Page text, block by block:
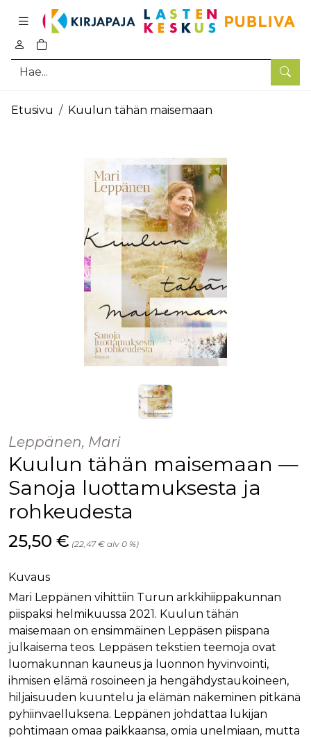
Hae
0
tuotetta ostoskorissa
Pääsisältö
Etusivu Kuulun tähän maisemaan
Leppänen, Mari
Kuulun tähän maisemaan —
Sanoja luottamuksesta ja
rohkeudesta
Hinta nyt
25,50 € (22,47 € alv 0 %)
Kuvaus
Mari Leppänen vihittiin Turun arkkihiippakunnan
piispaksi helmikuussa 2021. Kuulun tähän
maisemaan on ensimmäinen Leppäsen piispana
julkaisema teos. Leppäsen tekstien teemoja ovat
luomakunnan kauneus ja luonnon hyvinvointi,
ihmisen elämä rosoineen ja hengähdystaukoineen,
hiljaisuuden kuuntelu ja elämän näkeminen pitkänä
pyhiinvaelluksena. Leppänen johdattaa lukijan
pohtimaan omaa paikkaansa, omia unelmiaan, mutta